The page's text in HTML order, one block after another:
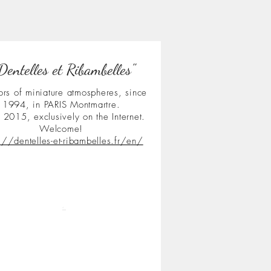
et Ribambelles"
of miniature atmospheres, since
1994, in PARIS Montmartre.
2015, exclusively on the Internet.
Welcome!
dentelles-et-ribambelles.fr/en/